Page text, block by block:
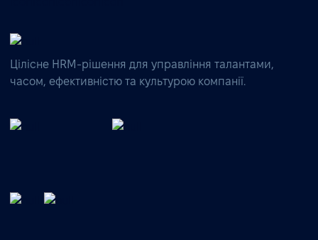
Цілісне HRM-рішення для управління талантами,
часом, ефективністю та культурою компанії.